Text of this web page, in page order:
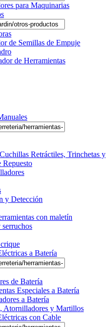
para Maquinarias
de Semillas de Empuje
de Herramientas
Retráctiles, Trinchetas y
Repuesto
y Detección
con maletín
serruchos
a Batería
de Batería
Especiales a Batería
a Batería
Atornilladores y Martillos
con Cable